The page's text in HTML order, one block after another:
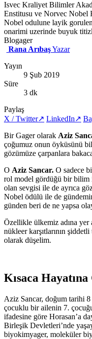
Isvec Kraliyet Bilimler
Enstitusu ve Norvec Nobel
Nobel odulune layik
onarimi uzerinde buyuk
Blogager
Rana ArıbaşYazar
Yayın
9 Şub 2019
Süre
3 dk
Paylaş
X / Twitter↗ LinkedIn↗
Bir Gager olarak Aziz
çoğumuz onun öyküsünü
gözümüze çarpanlara
O Aziz Sancar. O sadece
rol model gördüğü bir bilim
olan sevgisi ile de ayrıca
Nobel ödülü ile de
günden beri de ne yapsa
Özellikle ülkemiz adına yer
nükleer karşıtlarının
olarak düşelim.
Kısaca Hayatına
Aziz Sancar, doğum tarihi
çocuklu bir ailenin 7.
ifadesine göre Horasan’a
Birleşik Devletleri’nde
biyokimyager, moleküler